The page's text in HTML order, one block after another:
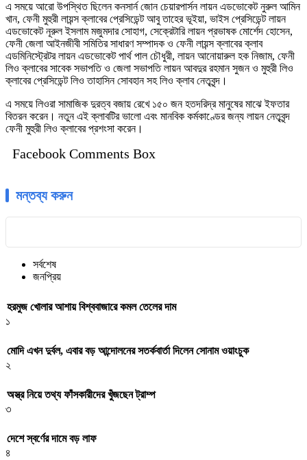
এ সময়ে আরো উপস্থিত ছিলেন কনসার্ন জোন চেয়ারপার্সন লায়ন এডভোকেট নুরুল আমিন
খান, ফেনী মুহুরী লায়ন্স ক্লাবের প্রেসিডেন্ট আবু তাহের ভূইয়া, ভাইস প্রেসিডেন্ট লায়ন
এডভোকেট নূরুল ইসলাম মজুমদার সোহাগ, সেক্রেটারি লায়ন প্রভাষক মোর্শেদ হোসেন,
ফেনী জেলা আইনজীবী সমিতির সাধারণ সম্পাদক ও ফেনী লায়ন্স ক্লাবের ক্লাব
এডমিনিস্ট্রেটর লায়ন এডভোকেট পার্থ পাল চৌধুরী, লায়ন আনোয়ারুল হক নিজাম, ফেনী
লিও ক্লাবের সাবেক সভাপতি ও জেলা সভাপতি লায়ন আবদুর রহমান সুজন ও মুহুরী লিও
ক্লাবের প্রেসিডেন্ট লিও তাহাসিন সোবহান সহ লিও ক্লাব নেতৃবৃন্দ।
এ সময়ে লিওরা সামাজিক দুরত্ব বজায় রেখে ১৫০ জন হতদরিদ্র মানুষের মাঝে ইফতার
বিতরন করেন। নতুন এই ক্লাবটির ভালো এবং মানবিক কর্মকাণ্ডের জন্য লায়ন নেতৃবৃন্দ
ফেনী মুহুরী লিও ক্লাবের প্রশংসা করেন।
Facebook Comments Box
মন্তব্য করুন
সর্বশেষ
জনপ্রিয়
হরমুজ খোলার আশায় বিশ্ববাজারে কমল তেলের দাম
১
মোদি এখন দুর্বল, এবার বড় আন্দোলনের সতর্কবার্তা দিলেন সোনাম ওয়াংচুক
২
অস্ত্র নিয়ে তথ্য ফাঁসকারীদের খুঁজছেন ট্রাম্প
৩
দেশে স্বর্ণের দামে বড় লাফ
৪